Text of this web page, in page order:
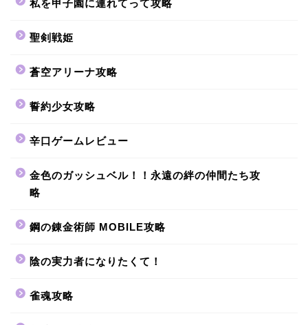
私を甲子園に連れてって攻略
聖剣戦姫
蒼空アリーナ攻略
誓約少女攻略
辛口ゲームレビュー
金色のガッシュベル！！永遠の絆の仲間たち攻
略
鋼の錬金術師 MOBILE攻略
陰の実力者になりたくて！
雀魂攻略